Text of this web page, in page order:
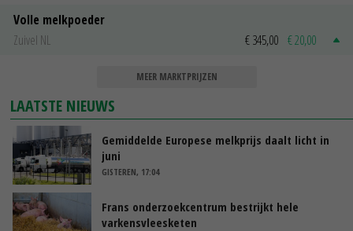
Volle melkpoeder
Zuivel NL
€ 345,00 € 20,00
MEER MARKTPRIJZEN
LAATSTE NIEUWS
Gemiddelde Europese melkprijs daalt licht in
juni
GISTEREN, 17:04
Frans onderzoekcentrum bestrijkt hele
varkensvleesketen